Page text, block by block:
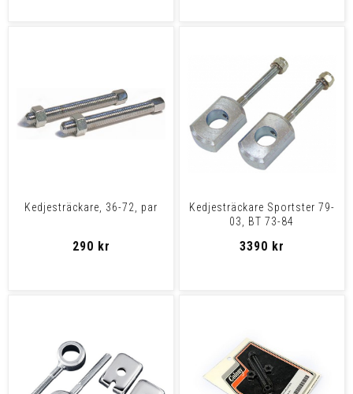
Kedjesträckare, 36-72, par
290 kr
Kedjesträckare Sportster 79-
03, BT 73-84
3390 kr